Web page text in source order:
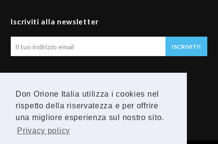
Don Orione Italia utilizza i cookies nel
rispetto della riservatezza e per offrire
una migliore esperienza sul nostro sito.
Privacy policy
Iscriviti alla newsletter
tuo
ISCRIVITI!
F
Y
o